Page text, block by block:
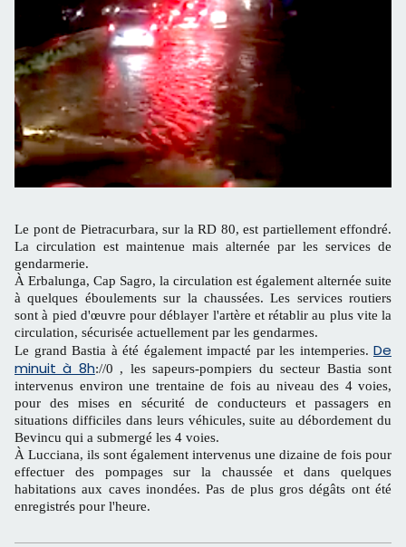
Le pont de Pietracurbara, sur la RD 80, est partiellement effondré.
La circulation est maintenue mais alternée par les services de
gendarmerie.
À Erbalunga, Cap Sagro, la circulation est également alternée suite
à quelques éboulements sur la chaussées. Les services routiers
sont à pied d'œuvre pour déblayer l'artère et rétablir au plus vite la
circulation, sécurisée actuellement par les gendarmes.
Le grand Bastia à été également impacté par les intemperies. De
minuit à 8h://0 , les sapeurs-pompiers du secteur Bastia sont
intervenus environ une trentaine de fois au niveau des 4 voies,
pour des mises en sécurité de conducteurs et passagers en
situations difficiles dans leurs véhicules, suite au débordement du
Bevincu qui a submergé les 4 voies.
À Lucciana, ils sont également intervenus une dizaine de fois pour
effectuer des pompages sur la chaussée et dans quelques
habitations aux caves inondées. Pas de plus gros dégâts ont été
enregistrés pour l'heure.